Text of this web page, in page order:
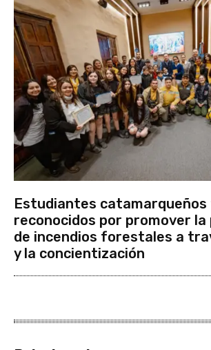
Estudiantes
reconocidos por promover la
de incendios forestales a
y la concientización